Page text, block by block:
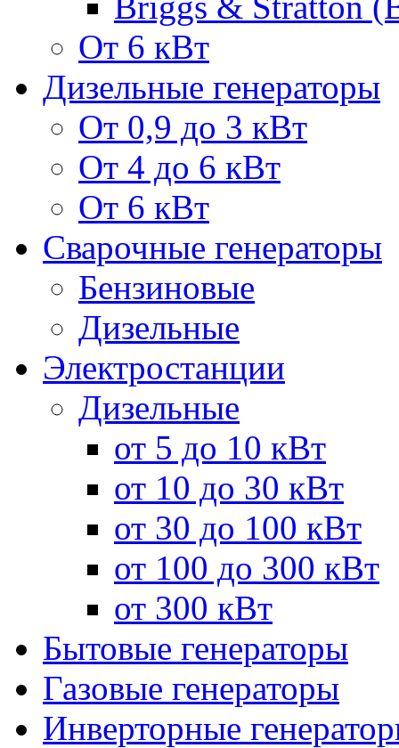
От 6 кВт
Дизельные генераторы
От 0,9 до 3 кВт
От 4 до 6 кВт
От 6 кВт
Сварочные генераторы
Бензиновые
Дизельные
Электростанции
Дизельные
от 5 до 10 кВт
от 10 до 30 кВт
от 30 до 100 кВт
от 100 до 300 кВт
от 300 кВт
Бытовые генераторы
Газовые генераторы
Инверторные